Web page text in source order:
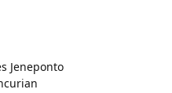
Jeneponto